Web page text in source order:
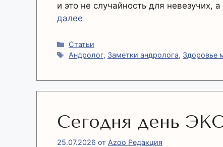
и это не случайность для невезучих,
далее
Рубрики
Статьи
Метки
Андролог, Заметки андролога, Здоровье
Сегодня день
25.07.2026 от Azoo Редакция